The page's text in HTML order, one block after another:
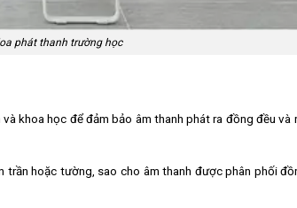
phát thanh trường học
khoa học để đảm bảo âm thanh phát ra đồng đều và
hoặc tường, sao cho âm thanh được phân phối